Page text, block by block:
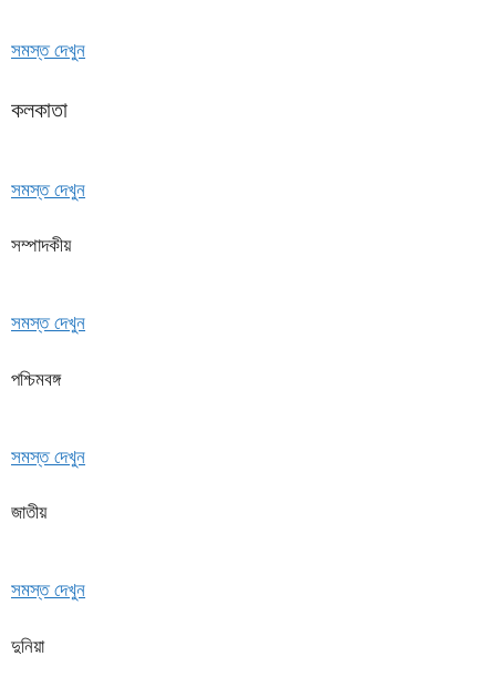
সমস্ত দেখুন
কলকাতা
সমস্ত দেখুন
সম্পাদকীয়
সমস্ত দেখুন
পশ্চিমবঙ্গ
সমস্ত দেখুন
জাতীয়
সমস্ত দেখুন
দুনিয়া